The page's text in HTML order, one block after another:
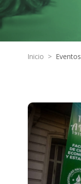
Inicio > Eventos